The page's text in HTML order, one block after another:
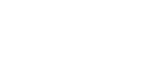
chặn sa vào